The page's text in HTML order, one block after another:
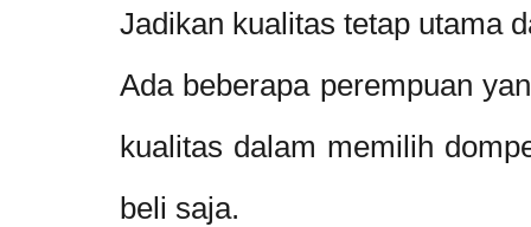
Jadikan kualitas tetap utama
Ada beberapa perempuan
kualitas dalam memilih
beli saja.